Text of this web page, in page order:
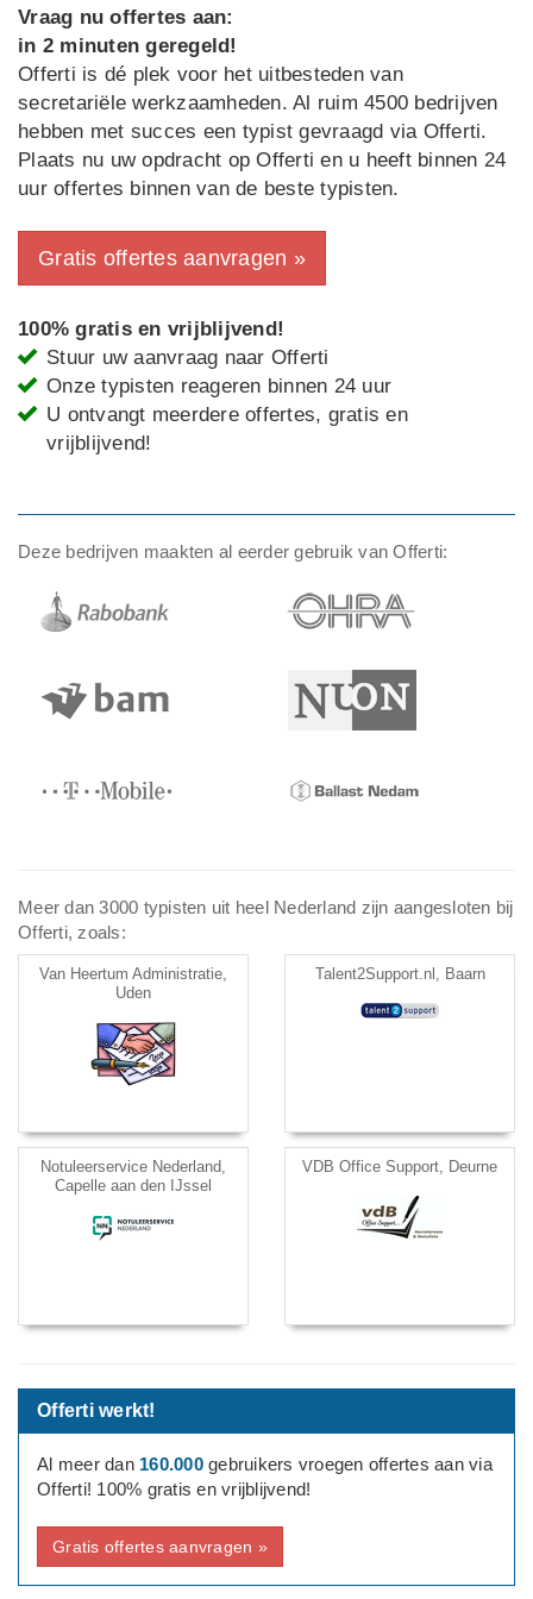
Vraag nu offertes aan:
in 2 minuten geregeld!
Offerti is dé plek voor het uitbesteden van
secretariële werkzaamheden. Al ruim 4500 bedrijven
hebben met succes een typist gevraagd via Offerti.
Plaats nu uw opdracht op Offerti en u heeft binnen 24
uur offertes binnen van de beste typisten.
Gratis offertes aanvragen »
100% gratis en vrijblijvend!
Stuur uw aanvraag naar Offerti
Onze typisten reageren binnen 24 uur
U ontvangt meerdere offertes, gratis en
vrijblijvend!
Deze bedrijven maakten al eerder gebruik van Offerti:
Meer dan 3000 typisten uit heel Nederland zijn aangesloten bij
Offerti, zoals:
Van Heertum Administratie,
Uden
Talent2Support.nl, Baarn
Notuleerservice Nederland,
Capelle aan den IJssel
VDB Office Support, Deurne
Offerti werkt!
Al meer dan 160.000gebruikers vroegen offertes aan via
Offerti! 100% gratis en vrijblijvend!
Gratis offertes aanvragen »